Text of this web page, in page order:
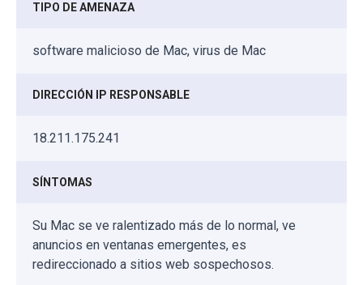
TIPO DE AMENAZA
software malicioso de Mac, virus de Mac
DIRECCIÓN IP RESPONSABLE
18.211.175.241
SÍNTOMAS
Su Mac se ve ralentizado más de lo normal, ve
anuncios en ventanas emergentes, es
redireccionado a sitios web sospechosos.